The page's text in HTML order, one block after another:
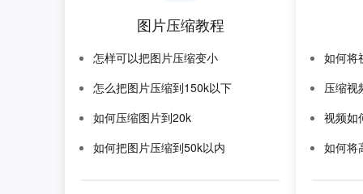
图片压缩教程
怎样可以把图片压缩变小
怎么把图片压缩到150k以下
如何压缩图片到20k
如何把图片压缩到50k以内
如何将
压缩视
视频如
如何将